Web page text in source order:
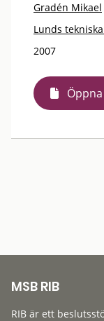
Gradén Mikael
Lunds
2007
MSB RIB
RIB är ett